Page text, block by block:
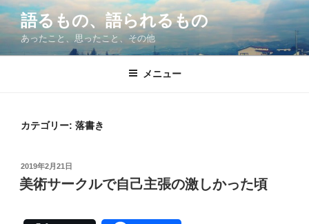
コ
ン
語るもの、語られるもの
あったこと、思ったこと、その他
メニュー
カテゴリー: 落書き
投
稿
日:
2019年2月21日
美術サークルで自己主張の激しかった頃